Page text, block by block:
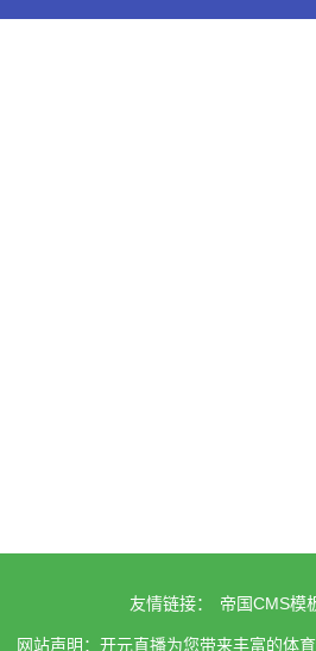
友情链接： 帝国CMS模
网站声明：开元直播为您带来丰富的体